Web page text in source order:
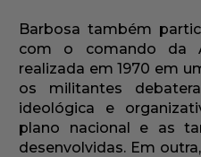
Barbosa também
com o comando da
realizada em 1970 em
os militantes
ideológica e
plano nacional e as
desenvolvidas. Em